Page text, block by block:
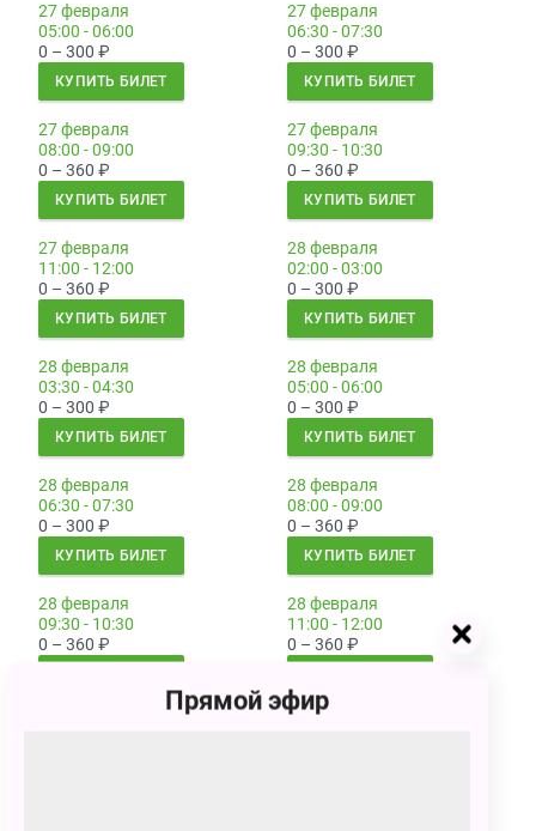
27 февраля
05:00 - 06:00
0 – 300 ₽
КУПИТЬ БИЛЕТ
27 февраля
06:30 - 07:30
0 – 300 ₽
КУПИТЬ БИЛЕТ
27 февраля
08:00 - 09:00
0 – 360 ₽
КУПИТЬ БИЛЕТ
27 февраля
09:30 - 10:30
0 – 360 ₽
КУПИТЬ БИЛЕТ
27 февраля
11:00 - 12:00
0 – 360 ₽
КУПИТЬ БИЛЕТ
28 февраля
02:00 - 03:00
0 – 300 ₽
КУПИТЬ БИЛЕТ
28 февраля
03:30 - 04:30
0 – 300 ₽
КУПИТЬ БИЛЕТ
28 февраля
05:00 - 06:00
0 – 300 ₽
КУПИТЬ БИЛЕТ
28 февраля
06:30 - 07:30
0 – 300 ₽
КУПИТЬ БИЛЕТ
28 февраля
08:00 - 09:00
0 – 360 ₽
КУПИТЬ БИЛЕТ
28 февраля
09:30 - 10:30
0 – 360 ₽
28 февраля
11:00 - 12:00
0 – 360 ₽
Прямой эфир